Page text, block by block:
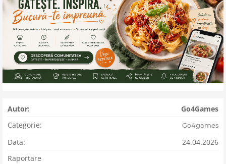
Autor:
Go4Games
Categorie:
Go4games
Data:
24.04.2026
Raportare